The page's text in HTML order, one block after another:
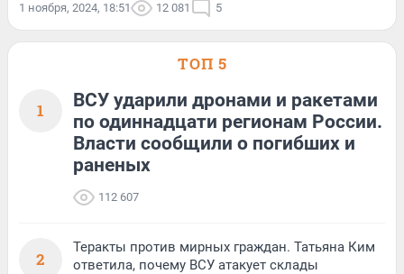
1 ноября, 2024, 18:51 12 081 5
ТОП 5
1
ВСУ ударили дронами и ракетами
по одиннадцати регионам России.
Власти сообщили о погибших и
раненых
112 607
2
Теракты против мирных граждан. Татьяна Ким
ответила, почему ВСУ атакует склады